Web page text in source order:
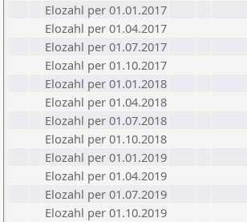
Elozahl per 01.01.2017
Elozahl per 01.04.2017
Elozahl per 01.07.2017
Elozahl per 01.10.2017
Elozahl per 01.01.2018
Elozahl per 01.04.2018
Elozahl per 01.07.2018
Elozahl per 01.10.2018
Elozahl per 01.01.2019
Elozahl per 01.04.2019
Elozahl per 01.07.2019
Elozahl per 01.10.2019